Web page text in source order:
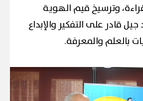
وترسيخ قيم الهوية
جيل قادر على التفكير والإبداع
بالعلم والمعرفة.